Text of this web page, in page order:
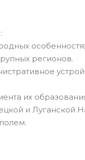
регионов.
их
и